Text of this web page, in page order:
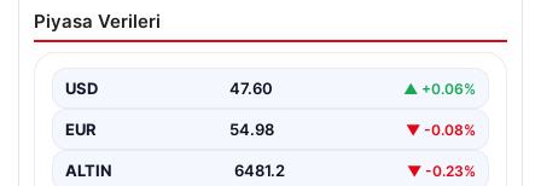
Oosterwolde’den kahreden haber!
Piyasa Verileri
USD 47.60 ▲ +0.06%
EUR 54.98 ▼ -0.08%
ALTIN 6481.2 ▼ -0.23%